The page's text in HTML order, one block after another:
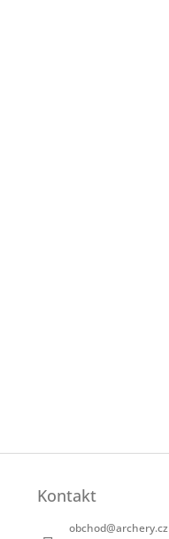
Kontakt
obchod@archery.cz